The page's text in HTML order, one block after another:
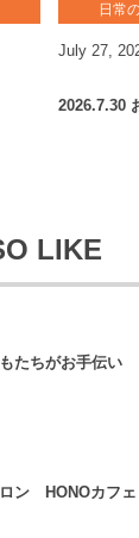
日常
July 27
2026.7.30
LIKE
たちがお手伝い
ロン HONOカフ